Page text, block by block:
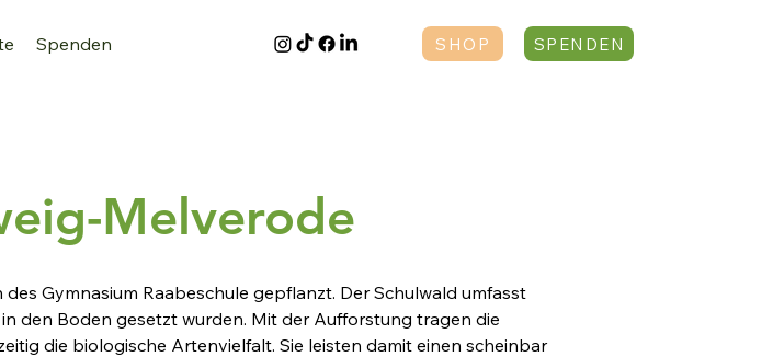
Spenden SHOP SPENDEN
Melverode
Gymnasium Raabeschule gepflanzt. Der Schulwald umfasst
den Boden gesetzt wurden. Mit der Aufforstung tragen die
die biologische Artenvielfalt. Sie leisten damit einen scheinbar